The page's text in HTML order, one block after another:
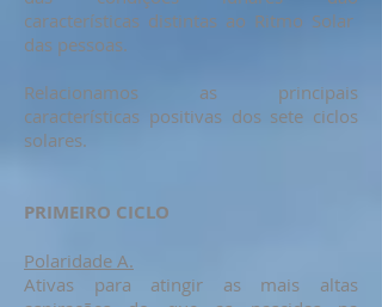
características distintas ao Ritmo Solar
das pessoas.
Relacionamos as principais
características positivas dos sete ciclos
solares.
PRIMEIRO CICLO
Polaridade A.
Ativas para atingir as mais altas